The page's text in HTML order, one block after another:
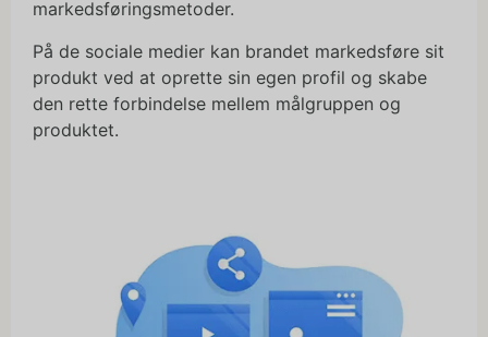
markedsføringsmetoder.
På de sociale medier kan brandet markedsføre sit
produkt ved at oprette sin egen profil og skabe
den rette forbindelse mellem målgruppen og
produktet.